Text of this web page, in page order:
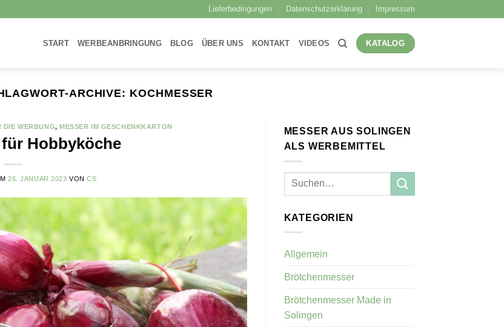
Lieferbedingungen Datenschutzerklärung Impressum
START WERBEANBRINGUNG BLOG ÜBER UNS KONTAKT VIDEOS KATALOG
ARCHIVE: KOCHMESSER
DIE WERBUNG,MESSER IM GESCHENKKARTON
Hobbyköche
26. JANUAR 2023 VONCS
MESSER AUS SOLINGEN
ALS WERBEMITTEL
KATEGORIEN
Allgemein
Brötchenmesser
Brötchenmesser Made in
Solingen